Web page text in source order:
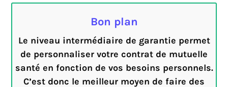
Bon plan
Le niveau intermédiaire de garantie permet
de personnaliser votre contrat de mutuelle
santé en fonction de vos besoins personnels.
C’est donc le meilleur moyen de faire des